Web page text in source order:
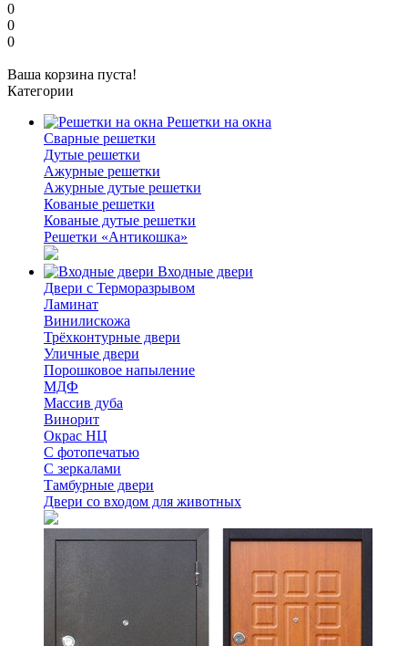
0
0
0
Ваша корзина пуста!
Категории
Решетки на окна
Сварные решетки
Дутые решетки
Ажурные решетки
Ажурные дутые решетки
Кованые решетки
Кованые дутые решетки
Решетки «Антикошка»
Входные двери
Двери с Терморазрывом
Ламинат
Винилискожа
Трёхконтурные двери
Уличные двери
Порошковое напыление
МДФ
Массив дуба
Винорит
Окрас НЦ
С фотопечатью
С зеркалами
Тамбурные двери
Двери со входом для животных